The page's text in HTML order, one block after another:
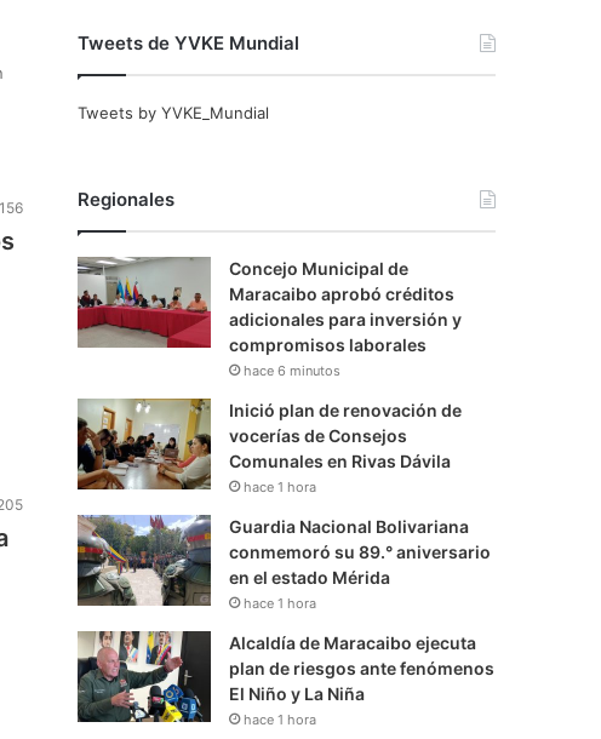
156
Tweets de YVKE Mundial
Tweets by YVKE_Mundial
Regionales
Concejo Municipal de
Maracaibo aprobó créditos
adicionales para inversión y
compromisos laborales
hace 6 minutos
Inició plan de renovación de
vocerías de Consejos
Comunales en Rivas Dávila
hace 1 hora
Guardia Nacional Bolivariana
conmemoró su 89.° aniversario
en el estado Mérida
hace 1 hora
Alcaldía de Maracaibo ejecuta
plan de riesgos ante fenómenos
El Niño y La Niña
hace 1 hora